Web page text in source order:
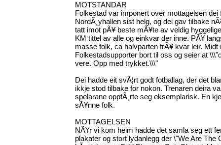
MOTSTANDAR
Folkestad var imponert over mottagelsen
NordÃ¸yhallen sist helg, og dei gav tilbake
tatt imot pÃ¥ beste mÃ¥te av veldig
KM tittel av alle og einkvar der inne. PÃ¥
masse folk, ca halvparten frÃ¥ kvar leir. Midt
Folkestadsupporter bort til oss og seier at
vere. Opp med trykket.\\\"
Dei hadde eit svÃ¦rt godt fotballag, der det
ikkje stod tilbake for nokon. Trenaren deira
spelarane oppfÃ¸rte seg eksemplarisk. En
sÃ¥nne folk.
MOTTAGELSEN
NÃ¥r vi kom heim hadde det samla seg ett
plakater og stort lydanlegg der \"We Are The